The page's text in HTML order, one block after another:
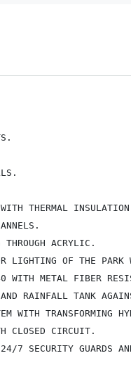
THERMAL
ACRYLIC.
LIGHTING OF THE PARK
WITH METAL FIBER
RAINFALL TANK
WITH TRANSFORMING
CLOSED CIRCUIT.
7 SECURITY GUARDS